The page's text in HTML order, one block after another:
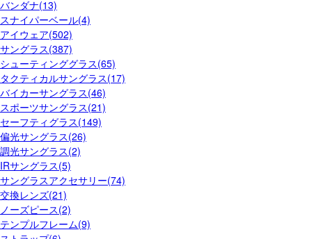
バンダナ(13)
スナイパーベール(4)
アイウェア(502)
サングラス(387)
シューティンググラス(65)
タクティカルサングラス(17)
バイカーサングラス(46)
スポーツサングラス(21)
セーフティグラス(149)
偏光サングラス(26)
調光サングラス(2)
IRサングラス(5)
サングラスアクセサリー(74)
交換レンズ(21)
ノーズピース(2)
テンプルフレーム(9)